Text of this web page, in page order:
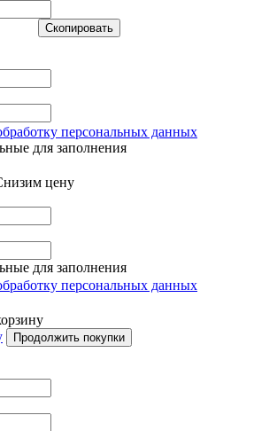
Cкопировать
персональных данных
для заполнения
цену
для заполнения
персональных данных
Продолжить покупки